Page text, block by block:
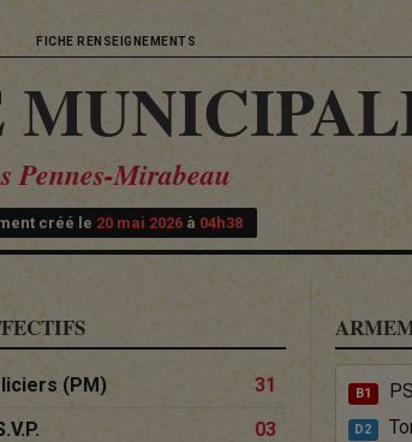
FICHE RENSEIGNEMENTS
Pennes-Mirabeau
créé le 20 mai 2026 à 04h38
(PM)
31
03
B1
D2